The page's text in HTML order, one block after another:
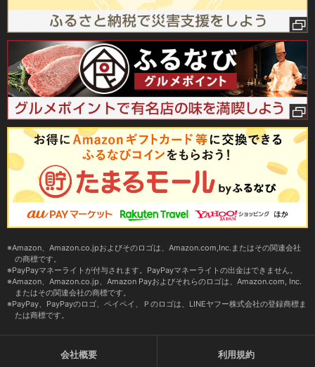
Amazon、Amazon.co.jpおよびそのロゴは、Amazon.com,Inc.またはその関連会社
の商標です。
PayPayマネーライトが付与されます。PayPayマネーライトの出金はできません。
Amazon、Amazon.co.jp、Amazon Payおよびそれらのロゴは、Amazon.com, Inc.
またはその関連会社の商標です。
PayPay、PayPayのロゴ、ペイペイ、Ｐのロゴは、LINEヤフー株式会社の登録商標ま
たは商標です。
会社概要 利用規約